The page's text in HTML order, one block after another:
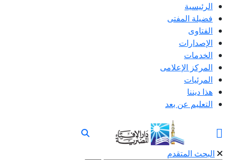
الرئيسية
فضيلة المفتى
الفتاوى
الإصدارات
الخدمات
المركز الإعلامى
المرئيات
هذا ديننا
التعليم عن بعد
البحث المتقدم